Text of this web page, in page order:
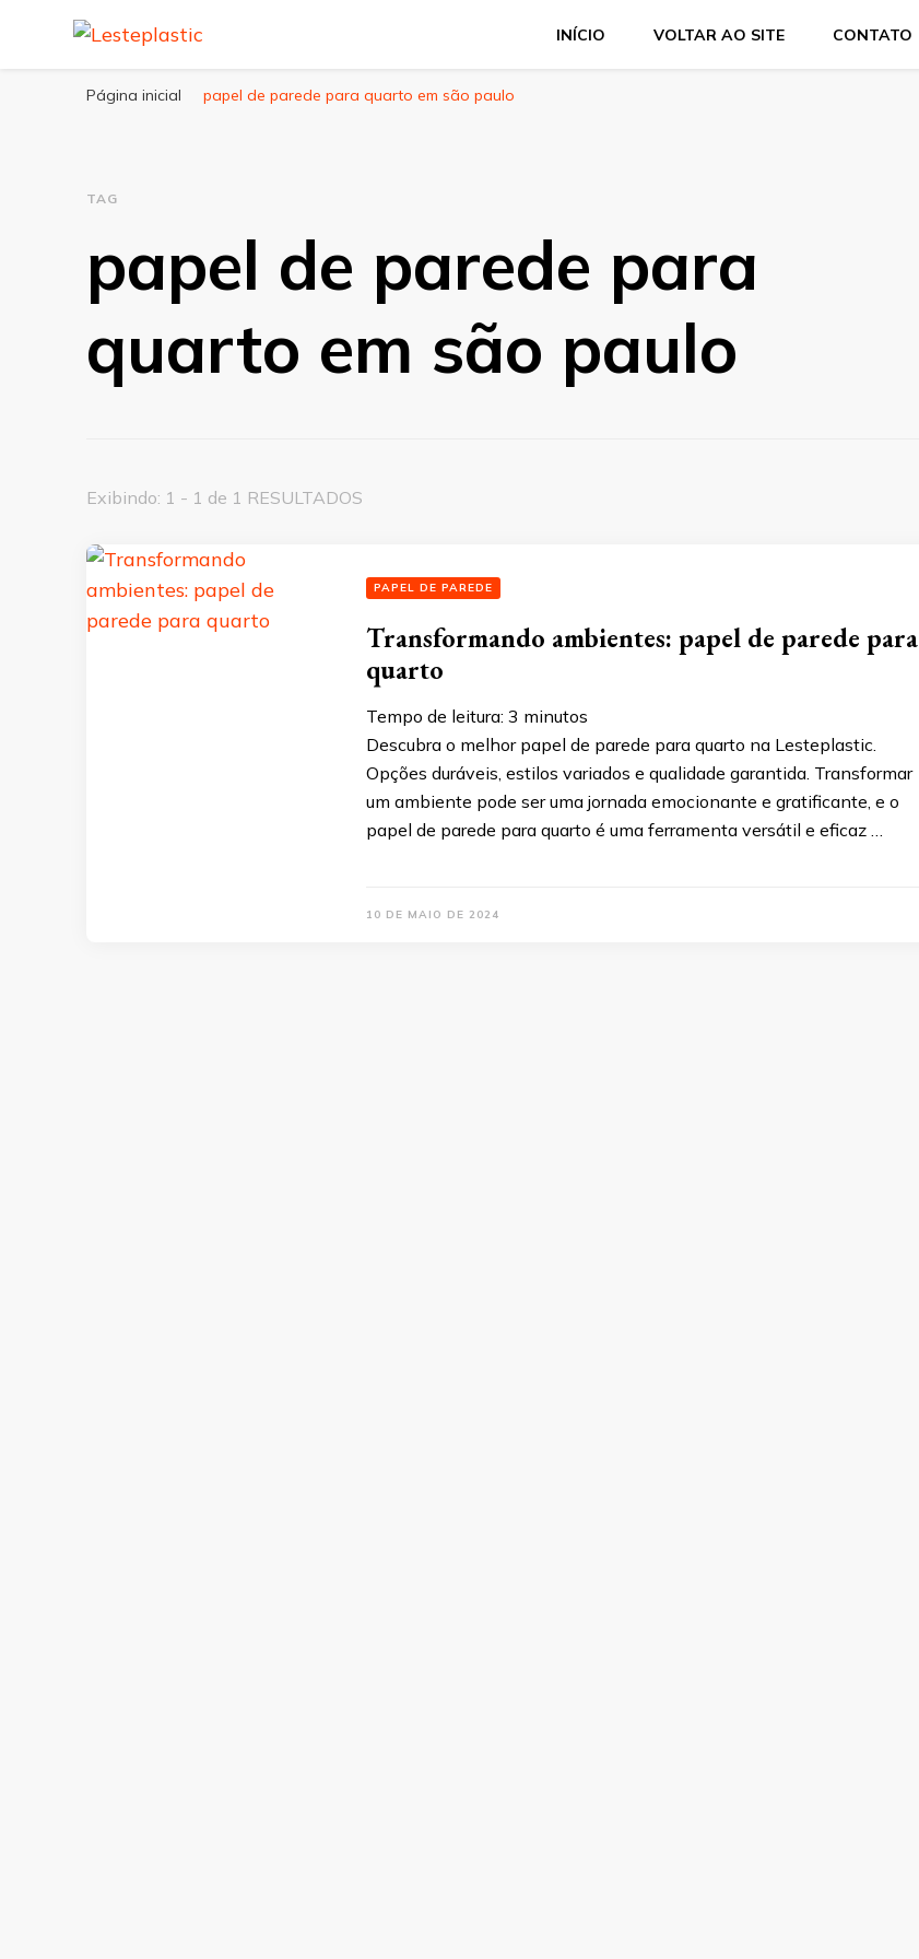
INÍCIO VOLTAR AO SITE CONTATO
Página inicial papel de parede para quarto em são paulo
TAG
papel de parede para
quarto em são paulo
Exibindo: 1 - 1 de 1 RESULTADOS
PAPEL DE PAREDE
Transformando ambientes: papel de parede para
quarto
Tempo de leitura: 3 minutos
Descubra o melhor papel de parede para quarto na Lesteplastic.
Opções duráveis, estilos variados e qualidade garantida. Transformar
um ambiente pode ser uma jornada emocionante e gratificante, e o
papel de parede para quarto é uma ferramenta versátil e eficaz …
10 DE MAIO DE 2024